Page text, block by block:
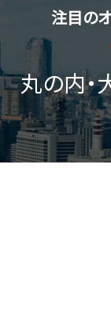
注目の
丸の内・